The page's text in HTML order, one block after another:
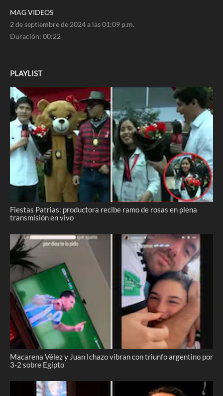
MAG VIDEOS
2 de septiembre de 2024 a las 01:09 p.m.
Duración: 00:22
PLAYLIST
Fiestas Patrias: productora recibe ramo de rosas en plena
transmisión en vivo
Macarena Vélez y Juan Ichazo vibran con triunfo argentino por
3-2 sobre Egipto